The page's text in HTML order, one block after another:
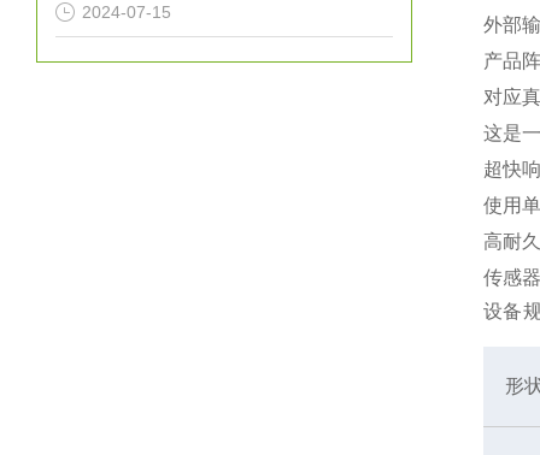
2024-07-15
外部
产品
对应
这是
超快
使用
高耐
传感
设备
形